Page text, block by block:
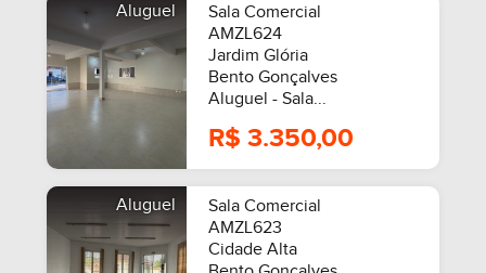
Aluguel
Sala Comercial
AMZL624
Jardim Glória
Bento Gonçalves
Aluguel - Sala...
R$ 3.350,00
Aluguel
Sala Comercial
AMZL623
Cidade Alta